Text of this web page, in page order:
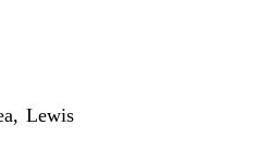
Lewis